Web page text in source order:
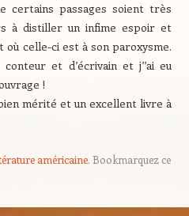
certains passages soient très
à distiller un infime espoir et
où celle-ci est à son paroxysme.
et d’écrivain et j’’ai eu
!
mérité et un excellent livre à
américaine. Bookmarquez ce